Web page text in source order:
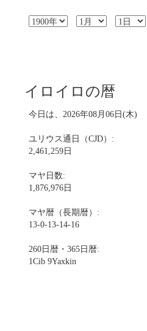
イロイロの暦
今日は、2026年08月06日(木)
ユリウス通日（CJD）:
2,461,259日
マヤ日数:
1,876,976日
マヤ暦（長期暦）:
13-0-13-14-16
260日暦・365日暦:
1Cib 9Yaxkin